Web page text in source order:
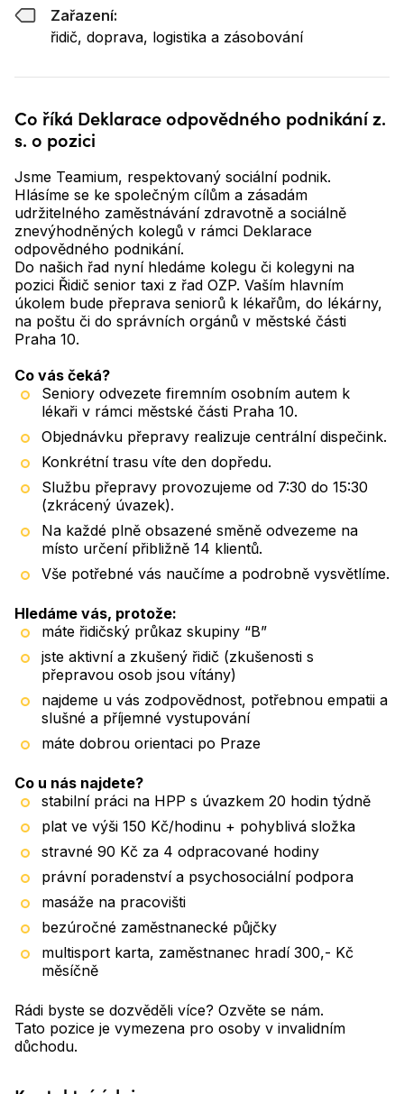
Zařazení:
řidič, doprava, logistika a zásobování
Co říká Deklarace odpovědného podnikání z.
s. o pozici
Jsme Teamium, respektovaný sociální podnik.
Hlásíme se ke společným cílům a zásadám
udržitelného zaměstnávání zdravotně a sociálně
znevýhodněných kolegů v rámci Deklarace
odpovědného podnikání.
Do našich řad nyní hledáme kolegu či kolegyni na
pozici Řidič senior taxi z řad OZP. Vaším hlavním
úkolem bude přeprava seniorů k lékařům, do lékárny,
na poštu či do správních orgánů v městské části
Praha 10.
Co vás čeká?
Seniory odvezete firemním osobním autem k
lékaři v rámci městské části Praha 10.
Objednávku přepravy realizuje centrální dispečink.
Konkrétní trasu víte den dopředu.
Službu přepravy provozujeme od 7:30 do 15:30
(zkrácený úvazek).
Na každé plně obsazené směně odvezeme na
místo určení přibližně 14 klientů.
Vše potřebné vás naučíme a podrobně vysvětlíme.
Hledáme vás, protože:
máte řidičský průkaz skupiny “B”
jste aktivní a zkušený řidič (zkušenosti s
přepravou osob jsou vítány)
najdeme u vás zodpovědnost, potřebnou empatii a
slušné a příjemné vystupování
máte dobrou orientaci po Praze
Co u nás najdete?
stabilní práci na HPP s úvazkem 20 hodin týdně
plat ve výši 150 Kč/hodinu + pohyblivá složka
stravné 90 Kč za 4 odpracované hodiny
právní poradenství a psychosociální podpora
masáže na pracovišti
bezúročné zaměstnanecké půjčky
multisport karta, zaměstnanec hradí 300,- Kč
měsíčně
Rádi byste se dozvěděli více? Ozvěte se nám.
Tato pozice je vymezena pro osoby v invalidním
důchodu.